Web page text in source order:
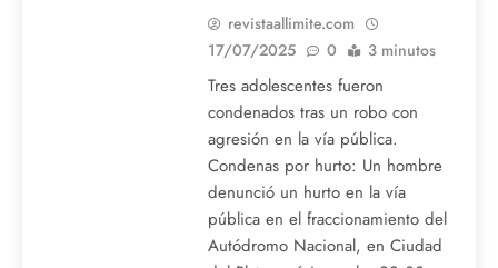
revistaallimite.com
17/07/2025
0 3 minutos
Tres adolescentes fueron
condenados tras un robo con
agresión en la vía pública.
Condenas por hurto: Un hombre
denunció un hurto en la vía
pública en el fraccionamiento del
Autódromo Nacional, en Ciudad